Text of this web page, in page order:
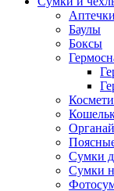
Аптечки
Баулы
Боксы
Сумки
Сумки